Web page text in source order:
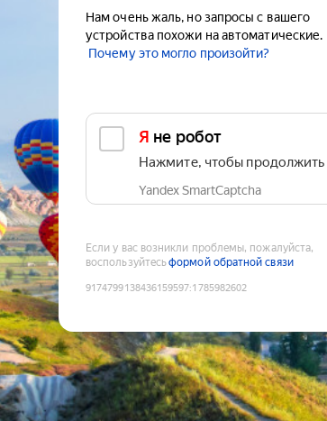
Нам очень жаль, но запросы с вашего
устройства похожи на автоматические.
Почему это могло произойти?
Я не робот
Нажмите, чтобы продолжить
Yandex SmartCaptcha
Если у вас возникли проблемы, пожалуйста,
воспользуйтесьформой обратной связи
9174799138436159597:1785982602